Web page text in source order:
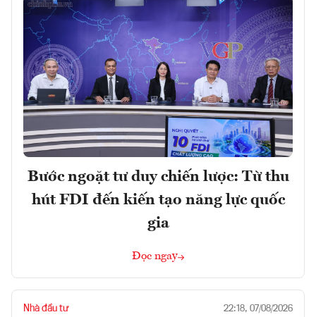
Bước ngoặt tư duy chiến lược: Từ thu
hút FDI đến kiến tạo năng lực quốc
gia
Đọc ngay
Nhà đầu tư 22:18, 07/08/2026